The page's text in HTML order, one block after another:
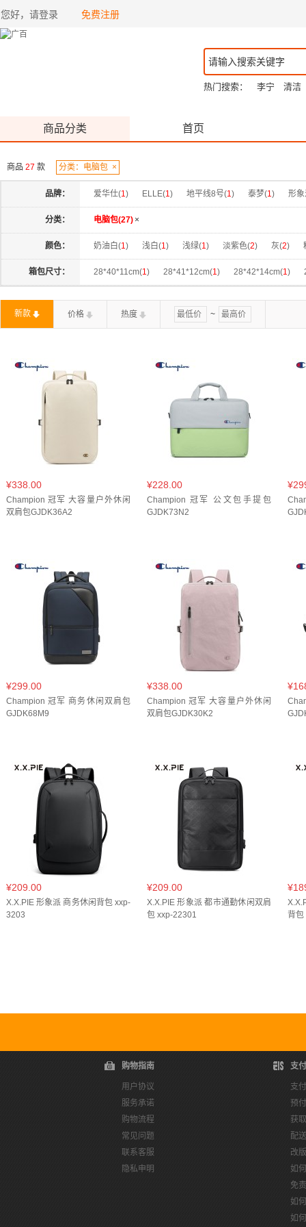
您好，请登录 免费注册
热门搜索： 李宁 清洁
商品分类 首页
商品 27 款 分类：电脑包 ×
品牌： 爱华仕(1) ELLE(1) 地平线8号(1) 泰梦(1) 形
分类： 电脑包(27) ×
颜色： 奶油白(1) 浅白(1) 浅绿(1) 淡紫色(2) 灰(2)
蓝色(1) 藏蓝色( 3) 黑色(1) 2) 黑色(1)
箱包尺寸： 28*40*11cm(1) 28*41*12cm(1) 28*42*14cm(1)
300*130*440mm(2
新款 价格 热度 ~
¥338.00
Champion 冠军 大容量户外休闲
双肩包GJDK36A2
¥228.00
Champion 冠军 公文包手提包
GJDK73N2
¥299.00
Champion 冠军 商务休闲双肩包
GJDK68M9
¥338.00
Champion 冠军 大容量户外休闲
双肩包GJDK30K2
¥209.00
X.X.PIE 形象派 商务休闲背包 xxp-
3203
¥209.00
X.X.PIE 形象派 都市通勤休闲双肩
包 xxp-22301
背包
购物指南
用户协议
服务承诺
购物流程
常见问题
联系客服
隐私申明
支
支
预
获
配
改
如
免
如
如